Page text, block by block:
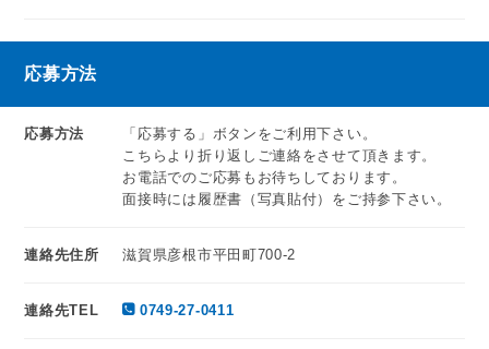
応募方法
応募方法
「応募する」ボタンをご利用下さい。
こちらより折り返しご連絡をさせて頂きます。
お電話でのご応募もお待ちしております。
面接時には履歴書（写真貼付）をご持参下さい。
連絡先住所 滋賀県彦根市平田町700-2
連絡先TEL 0749-27-0411